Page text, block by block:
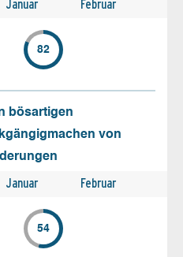
Januar Februar
82
bösartigen
von
Januar Februar
54